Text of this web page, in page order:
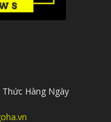
Hàng Ngày